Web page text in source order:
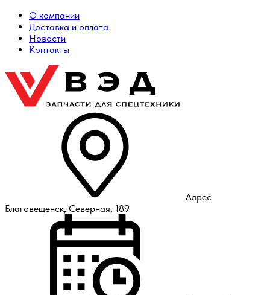
О компании
Доставка и оплата
Новости
Контакты
Адрес
Благовещенск, Северная, 189